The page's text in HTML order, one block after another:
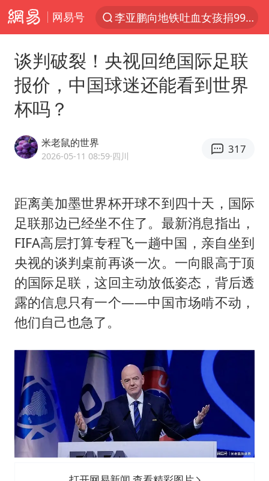
网易号
李亚鹏向地铁吐血女孩捐99999元
周杰伦方辟谣“私生子”传闻
山东财大教授刘海明逝世 终年38岁
台风白海豚可能在浙江登陆
《Monica》填词人黎彼得去世
人贩子“梅姨”真实姓名曝光
谷歌首席科学家Jeff Dean离职创业
“银行午休1.5小时”留个窗口行不行
41岁女子为鼓励女儿考上985研究生
汕头市政府被约谈
总书记关心百姓身边这些民生大事
谈判破裂！央视回绝国际足联
报价，中国球迷还能看到世界
杯吗？
米老鼠的世界
2026-05-11 08:59·四川
317
距离美加墨世界杯开球不到四十天，国际
足联那边已经坐不住了。最新消息指出，
FIFA高层打算专程飞一趟中国，亲自坐到
央视的谈判桌前再谈一次。一向眼高于顶
的国际足联，这回主动放低姿态，背后透
露的信息只有一个——中国市场啃不动，
他们自己也急了。